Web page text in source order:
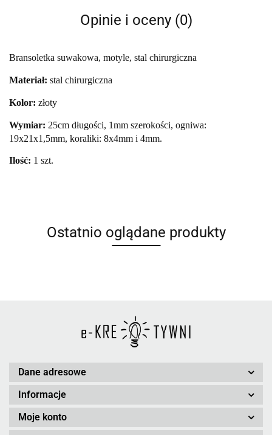
Opinie i oceny (0)
Bransoletka suwakowa, motyle, stal chirurgiczna
Materiał: stal chirurgiczna
Kolor: złoty
Wymiar: 25cm długości, 1mm szerokości, ogniwa:
19x21x1,5mm, koraliki: 8x4mm i 4mm.
Ilość: 1 szt.
Ostatnio oglądane produkty
Dane adresowe
Informacje
Moje konto